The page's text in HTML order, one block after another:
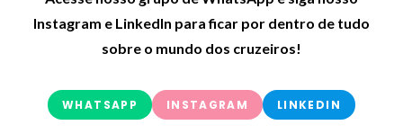
Instagram e LinkedIn para ficar por dentro de tudo
sobre o mundo dos cruzeiros!
WHATSAPP INSTAGRAM LINKEDIN